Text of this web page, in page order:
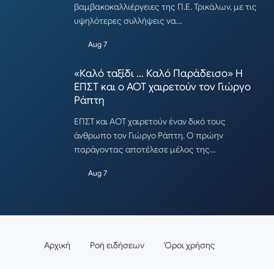
βαμβακοκαλλιέργειες της Π.Ε. Τρικάλων, με τις
υψηλότερες συλλήψεις να…
Aug 7
«Καλό ταξίδι … Καλό Παράδεισο» Η
ΕΠΣΤ και ο ΑΟΤ χαιρετούν τον Γιώργο
Ράπτη
ΕΠΣΤ και ΑΟΤ χαιρετούν έναν δικό τους
άνθρωπο τον Γιώργο Ράπτη. Ο πρώην
παράγοντας αποτέλεσε μέλος της…
Aug 7
Αρχική Ροή ειδήσεων Όροι χρήσης